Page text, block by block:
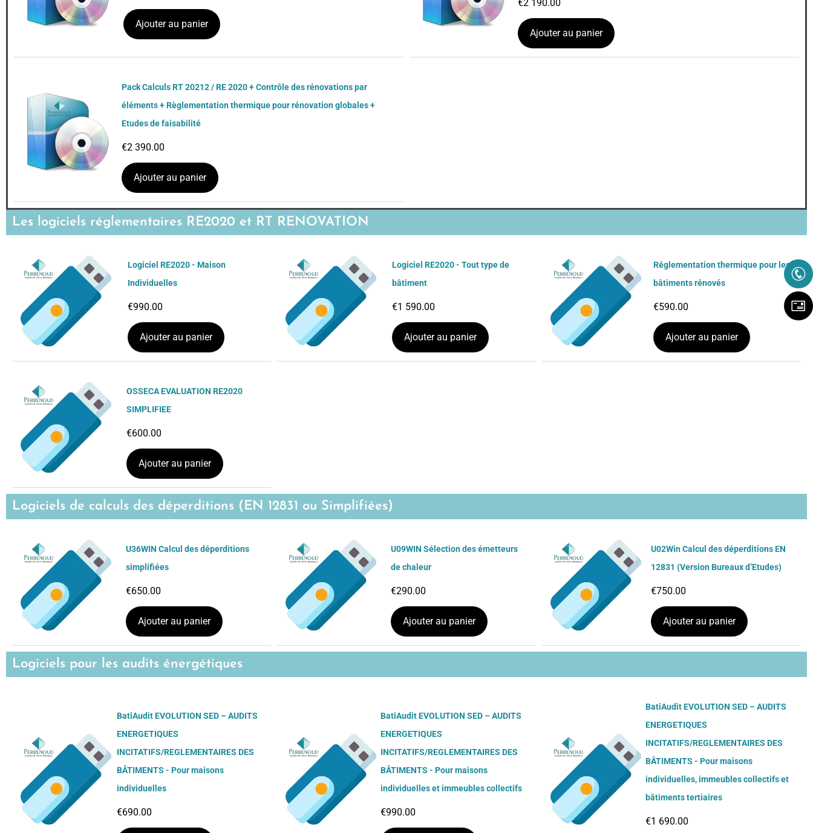
Ajouter au panier
€2 190.00
Ajouter au panier
Pack Calculs RT 20212 / RE 2020 + Contrôle des rénovations par
éléments + Règlementation thermique pour rénovation globales +
Etudes de faisabilité
€2 390.00
Ajouter au panier
Les logiciels réglementaires RE2020 et RT RENOVATION
Logiciel RE2020 - Maison
Individuelles
€990.00
Ajouter au panier
Logiciel RE2020 - Tout type de
bâtiment
€ 1 590.00
Ajouter au panier
Réglementation thermique pour les
bâtiments rénovés
€590.00
Ajouter au panier
OSSECA EVALUATION RE2020
SIMPLIFIEE
€600.00
Ajouter au panier
Logiciels de calculs des déperditions (EN 12831 ou Simplifiées)
U36WIN Calcul des déperditions
simplifiées
€650.00
Ajouter au panier
U09WIN Sélection des émetteurs
de chaleur
€290.00
Ajouter au panier
U02Win Calcul des déperditions EN
12831 (Version Bureaux d’Etudes)
€750.00
Ajouter au panier
Logiciels pour les audits énergétiques
BatiAudit EVOLUTION SED – AUDITS
ENERGETIQUES
INCITATIFS/REGLEMENTAIRES DES
BÂTIMENTS - Pour maisons
individuelles
€690.00
BatiAudit EVOLUTION SED – AUDITS
ENERGETIQUES
INCITATIFS/REGLEMENTAIRES DES
BÂTIMENTS - Pour maisons
individuelles et immeubles collectifs
€990.00
BatiAudit EVOLUTION SED – AUDITS
ENERGETIQUES
INCITATIFS/REGLEMENTAIRES DES
BÂTIMENTS - Pour maisons
individuelles, immeubles collectifs et
bâtiments tertiaires
€1 690.00